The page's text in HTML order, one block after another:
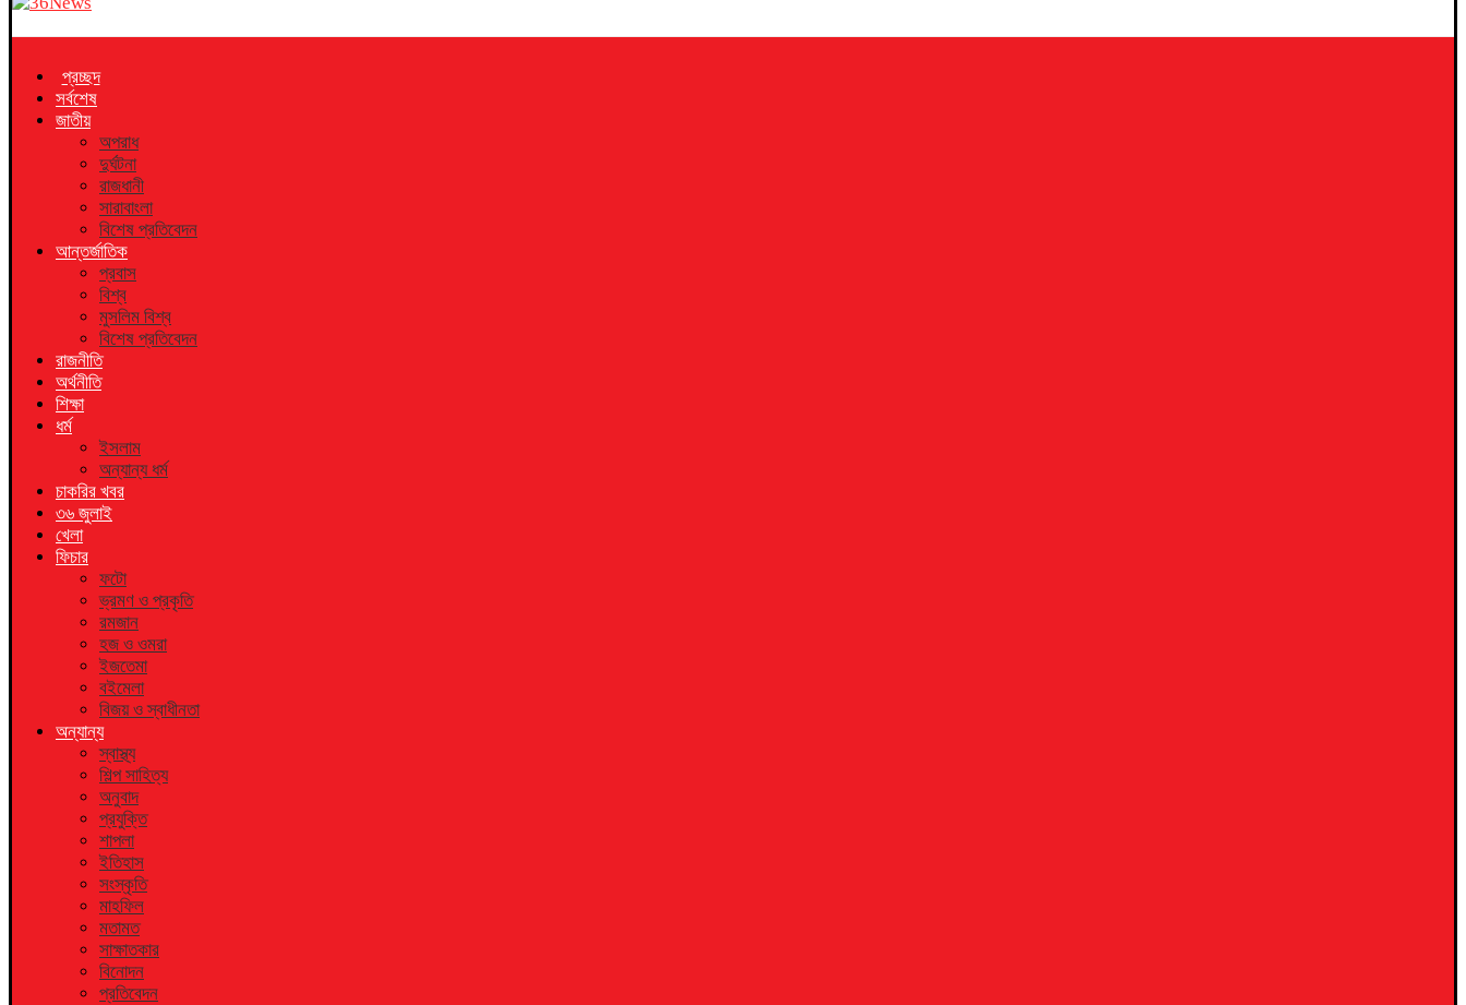
প্রচ্ছদ
সর্বশেষ
জাতীয়
অপরাধ
দুর্ঘটনা
রাজধানী
সারাবাংলা
বিশেষ প্রতিবেদন
আন্তর্জাতিক
প্রবাস
বিশ্ব
মুসলিম বিশ্ব
বিশেষ প্রতিবেদন
রাজনীতি
অর্থনীতি
শিক্ষা
ধর্ম
ইসলাম
অন্যান্য ধর্ম
চাকরির খবর
৩৬ জুলাই
খেলা
ফিচার
ফটো
ভ্রমণ ও প্রকৃতি
রমজান
হজ ও ওমরা
ইজতেমা
বইমেলা
বিজয় ও স্বাধীনতা
অন্যান্য
স্বাস্থ্য
শিল্প সাহিত্য
অনুবাদ
প্রযুক্তি
শাপলা
ইতিহাস
সংস্কৃতি
মাহফিল
মতামত
সাক্ষাতকার
বিনোদন
প্রতিবেদন